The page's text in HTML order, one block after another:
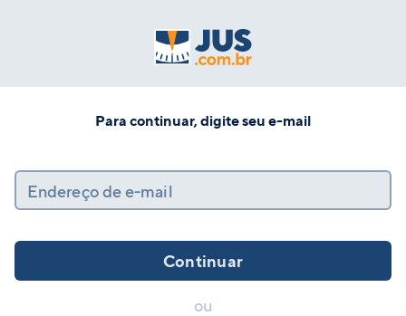
Para continuar, digite seu e-mail
Endereço de e-mail
Continuar
ou